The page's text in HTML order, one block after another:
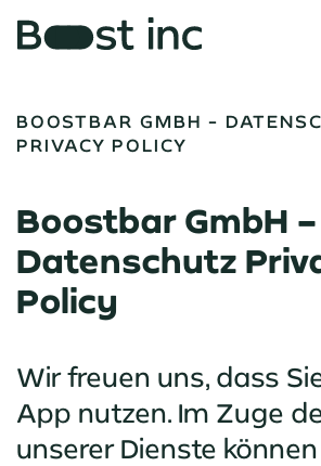
BOOSTBAR GMBH -
PRIVACY POLICY
Boostbar GmbH –
Datenschutz
Policy
Wir freuen uns, dass
App nutzen. Im Zuge
unserer Dienste können